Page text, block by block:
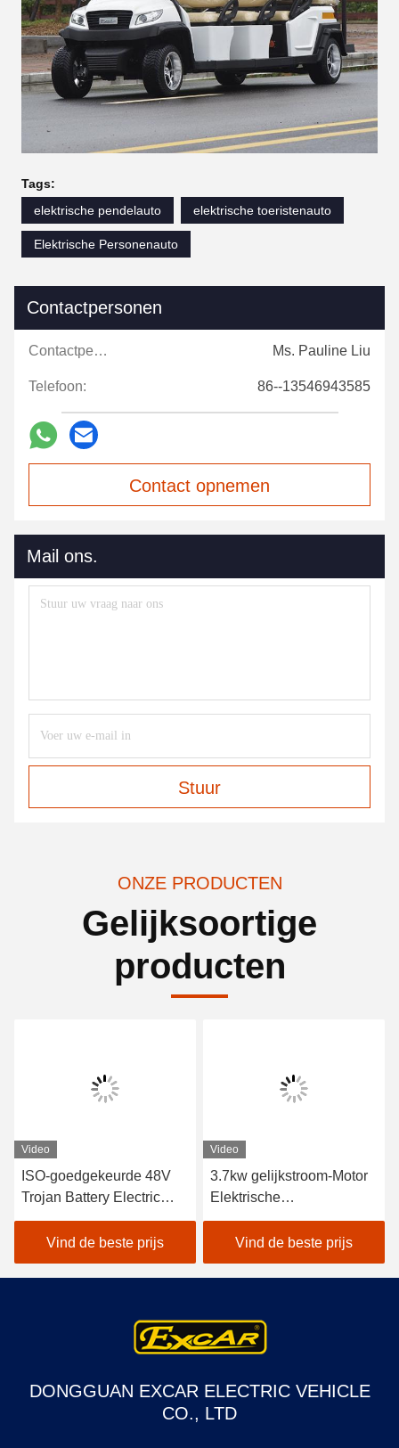
Tags:
elektrische pendelauto
elektrische toeristenauto
Elektrische Personenauto
Contactpersonen
Contactpersonen: Ms. Pauline Liu
Telefoon: 86--13546943585
Contact opnemen
Mail ons.
Stuur
ONZE PRODUCTEN
Gelijksoortige
producten
Video
ISO-goedgekeurde 48V
Trojan Battery Electric
Sightseeing Passenger
Car met Curtis Controller
voor energiezuinige
werking in buiten
Vind de beste prijs
Video
3.7kw gelijkstroom-Motor
Elektrische
Sightseeingsauto 8 Witte
Elektrische de Pendelbus
van Seat
Vind de beste prijs
DONGGUAN EXCAR ELECTRIC VEHICLE
CO., LTD